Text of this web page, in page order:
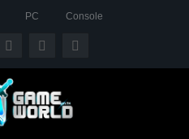
PC Console